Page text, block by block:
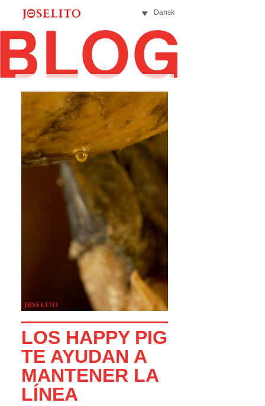
Dansk
LOS HAPPY PIG
TE AYUDAN A
MANTENER LA
LÍNEA